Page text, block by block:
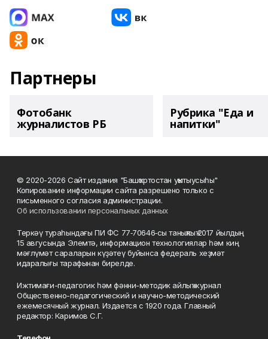
Партнеры
Фотобанк
журналистов РБ
Рубрика "Еда и
напитки"
© 2020-2026 Сайт издания "Башҡортостан уҡытыусыһы"
Копирование информации сайта разрешено только с
письменного согласия администрации.
Об использовании персональных данных
Теркәү тураһындағы ПИ ФС 77‑70646‑сы таныҡлыҡ 2017 йылдың
15 авгусында Элемтә, информацион технологиялар һәм киң
мәғлүмәт сараларын күҙәтеү буйынса федераль хеҙмәт
идаралығы тарафынан бирелде.
Ижтимағи-педагогик һәм фәнни-методик айлыҡ журнал
Общественно-педагогический и научно-методический
ежемесячный журнал. Издается с 1920 года. Главный
редактор: Каримов С.Г.